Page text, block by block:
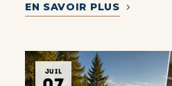
EN SAVOIR PLUS
JUIL